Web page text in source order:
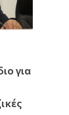
για